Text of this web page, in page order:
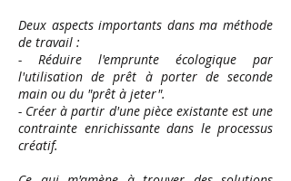
Deux aspects importants dans ma méthode
de travail :
- Réduire l'emprunte écologique par
l'utilisation de prêt à porter de seconde
main ou du "prêt à jeter".
- Créer à partir d'une pièce existante est une
contrainte enrichissante dans le processus
créatif.